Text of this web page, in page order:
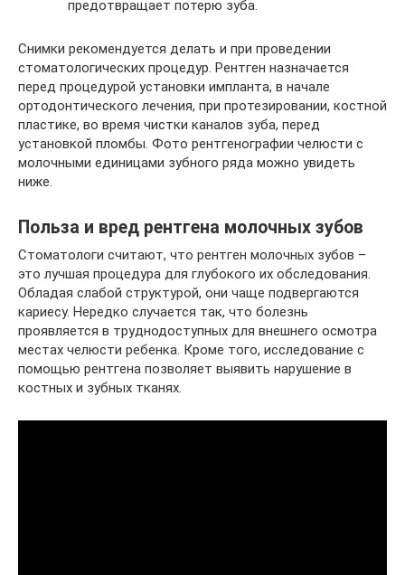
предотвращает потерю зуба.
Снимки рекомендуется делать и при проведении
стоматологических процедур. Рентген назначается
перед процедурой установки импланта, в начале
ортодонтического лечения, при протезировании, костной
пластике, во время чистки каналов зуба, перед
установкой пломбы. Фото рентгенографии челюсти с
молочными единицами зубного ряда можно увидеть
ниже.
Польза и вред рентгена молочных зубов
Стоматологи считают, что рентген молочных зубов –
это лучшая процедура для глубокого их обследования.
Обладая слабой структурой, они чаще подвергаются
кариесу. Нередко случается так, что болезнь
проявляется в труднодоступных для внешнего осмотра
местах челюсти ребенка. Кроме того, исследование с
помощью рентгена позволяет выявить нарушение в
костных и зубных тканях.